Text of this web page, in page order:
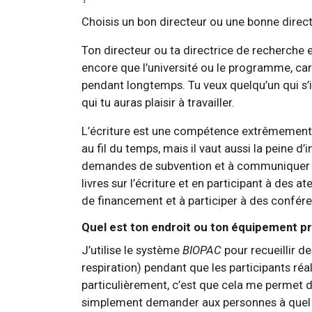
Choisis un bon directeur ou une bonne
Ton directeur ou ta directrice de recherche
encore que l’université ou le programme,
pendant longtemps. Tu veux quelqu’un qui
qui tu auras plaisir à travailler.
L’écriture est une compétence
au fil du temps, mais il vaut aussi la peine
demandes de subvention et à
livres sur l’écriture et en participant à des
de financement et à participer à des
Quel est ton endroit ou ton équipement
J’utilise le système BIOPAC pour recueillir
respiration) pendant que les participants
particulièrement, c’est que cela me permet
simplement demander aux personnes à